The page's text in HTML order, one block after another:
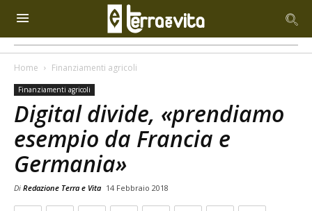
Home Finanziamenti agricoli
Finanziamenti agricoli
Digital divide, «prendiamo
esempio da Francia e
Germania»
Di Redazione Terra e Vita 14 Febbraio 2018